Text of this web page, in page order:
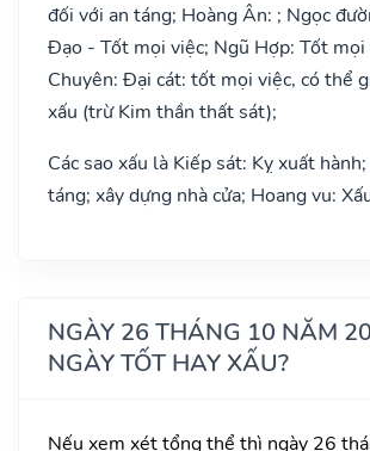
đối với an táng; Hoàng Ân: ; Ngọc
Đạo - Tốt mọi việc; Ngũ Hợp: Tốt mọi
Chuyên: Đại cát: tốt mọi việc, có thể
xấu (trừ Kim thần thất sát);
Các sao xấu là Kiếp sát: Kỵ xuất
táng; xây dựng nhà cửa; Hoang vu:
NGÀY 26 THÁNG 10 NĂM
NGÀY TỐT HAY XẤU?
Nếu xem xét tổng thể thì ngày 26